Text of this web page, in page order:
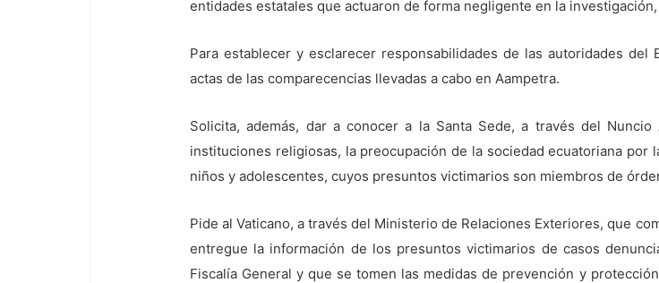
entidades estatales que actuaron de forma negligente en la
Para establecer y esclarecer responsabilidades de las autoridades
actas de las comparecencias llevadas a cabo en Aampetra.
Solicita, además, dar a conocer a la Santa Sede, a través del
instituciones religiosas, la preocupación de la sociedad ecuatoriana
niños y adolescentes, cuyos presuntos victimarios son miembros de
Pide al Vaticano, a través del Ministerio de Relaciones Exteriores, que
entregue la información de los presuntos victimarios de casos
Fiscalía General y que se tomen las medidas de prevención y